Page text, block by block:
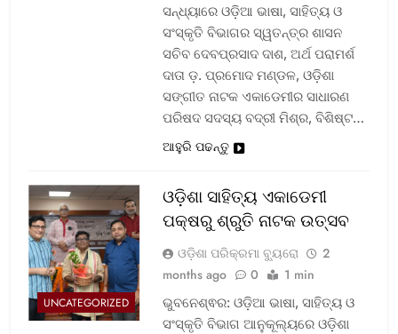
ସନ୍ଧ୍ୟାରେ ଓଡ଼ିଆ ଭାଷା, ସାହିତ୍ୟ ଓ
ସଂସ୍କୃତି ବିଭାଗର ସ୍ୱତନ୍ତ୍ର ଶାସନ
ସଚିବ ଦେବପ୍ରସାଦ ଦାଶ, ଅର୍ଥ ପରାମର୍ଶ
ଦାତା ଡ଼. ପ୍ରମୋଦ ମଣ୍ଡଳ, ଓଡ଼ିଶା
ସଙ୍ଗୀତ ନାଟକ ଏକାଡେମୀର ସାଧାରଣ
ପରିଷଦ ସଦସ୍ୟ ବଦ୍ରୀ ମିଶ୍ର, ବିଶିଷ୍ଟ…
ଆହୁରି ପଢନ୍ତୁ
UNCATEGORIZED
ଓଡ଼ିଶା ସାହିତ୍ୟ ଏକାଡେମୀ
ପକ୍ଷରୁ ଶ୍ରୁତି ନାଟକ ଉତ୍ସବ
ଓଡ଼ିଶା ପରିକ୍ରମା ବ୍ୟୁରୋ
2
months ago
0 1 min
ଭୁବନେଶ୍ଵର: ଓଡ଼ିଆ ଭାଷା, ସାହିତ୍ୟ ଓ
ସଂସ୍କୃତି ବିଭାଗ ଆନୁକୂଲ୍ୟରେ ଓଡ଼ିଶା